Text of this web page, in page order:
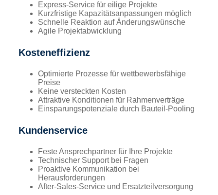
Express-Service für eilige Projekte
Kurzfristige Kapazitätsanpassungen möglich
Schnelle Reaktion auf Änderungswünsche
Agile Projektabwicklung
Kosteneffizienz
Optimierte Prozesse für wettbewerbsfähige
Preise
Keine versteckten Kosten
Attraktive Konditionen für Rahmenverträge
Einsparungspotenziale durch Bauteil-Pooling
Kundenservice
Feste Ansprechpartner für Ihre Projekte
Technischer Support bei Fragen
Proaktive Kommunikation bei
Herausforderungen
After-Sales-Service und Ersatzteilversorgung